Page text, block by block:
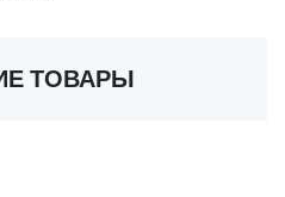
ТОВАРЫ